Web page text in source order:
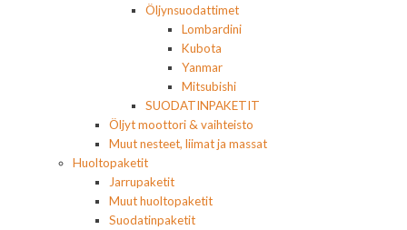
Öljynsuodattimet
Lombardini
Kubota
Yanmar
Mitsubishi
SUODATINPAKETIT
Öljyt moottori & vaihteisto
Muut nesteet, liimat ja massat
Huoltopaketit
Jarrupaketit
Muut huoltopaketit
Suodatinpaketit